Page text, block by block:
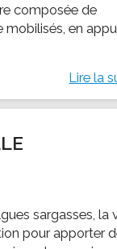
et de
composée de
en
Lire la
sargasses, la
pour apporter